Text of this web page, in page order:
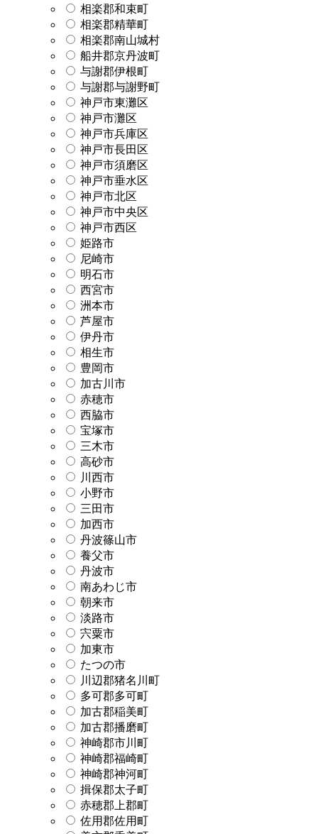
相楽郡和束町
相楽郡精華町
相楽郡南山城村
船井郡京丹波町
与謝郡伊根町
与謝郡与謝野町
神戸市東灘区
神戸市灘区
神戸市兵庫区
神戸市長田区
神戸市須磨区
神戸市垂水区
神戸市北区
神戸市中央区
神戸市西区
姫路市
尼崎市
明石市
西宮市
洲本市
芦屋市
伊丹市
相生市
豊岡市
加古川市
赤穂市
西脇市
宝塚市
三木市
高砂市
川西市
小野市
三田市
加西市
丹波篠山市
養父市
丹波市
南あわじ市
朝来市
淡路市
宍粟市
加東市
たつの市
川辺郡猪名川町
多可郡多可町
加古郡稲美町
加古郡播磨町
神崎郡市川町
神崎郡福崎町
神崎郡神河町
揖保郡太子町
赤穂郡上郡町
佐用郡佐用町